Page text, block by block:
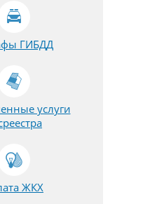
ГИБДД
услуги
ЖКХ